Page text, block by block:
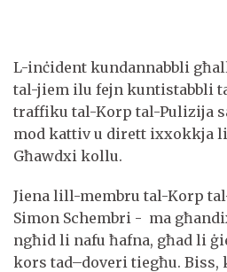
L-inċident kundannabbli
tal-jiem ilu fejn kuntistabbli
traffiku tal-Korp tal-Pulizija
mod kattiv u dirett ixxokkja
Għawdxi kollu.
Jiena lill-membru tal-Korp
Simon Schembri - ma
ngħid li nafu ħafna, għad li
kors tad–doveri tiegħu. Biss,